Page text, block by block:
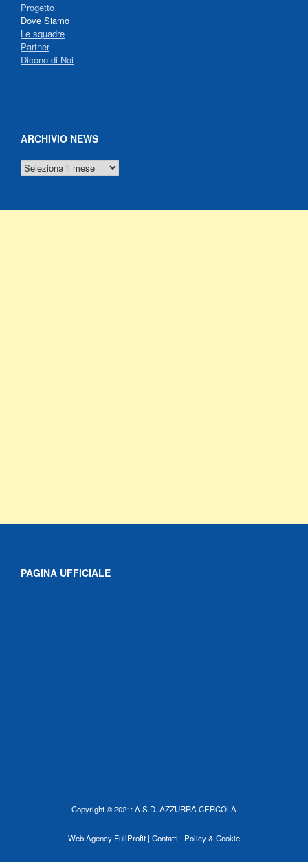
Progetto
Dove Siamo
Le squadre
Partner
Dicono di Noi
ARCHIVIO NEWS
ARCHIVIO
NEWS
PAGINA UFFICIALE
Copyright © 2021: A.S.D. AZZURRA CERCOLA
Web Agency FullProfit | Contatti | Policy & Cookie